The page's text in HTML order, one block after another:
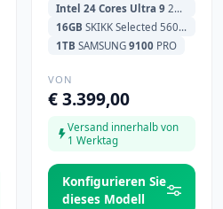
Intel 24 Cores Ultra 9 275HX 2.1GHz (5.4GHz) 36MB Cache
16GB SKIKK Selected 5600MHz
1TB SAMSUNG9100 PRO
VON
€ 3.399,00
Versand innerhalb von
1 Werktag
Konfigurieren Sie
dieses Modell